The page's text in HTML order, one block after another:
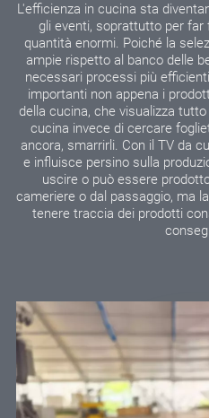
L'efficienza in cucina sta
gli eventi, soprattutto per
quantità enormi. Poiché la
ampie rispetto al banco delle
necessari processi più
importanti non appena i
della cucina, che visualizza
cucina invece di cercare
ancora, smarrirli. Con il TV da
e influisce persino sulla
uscire o può essere
cameriere o dal passaggio, ma
tenere traccia dei prodotti